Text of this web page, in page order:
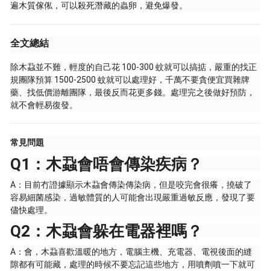
遍木質傢俬，可以殺死潛藏的蟲卵，避免爆發。
全文總結
除木蝨並不難，輕度的自己花 100-300 蚊就可以搞掂，嚴重的找正
規團隊預算 1500-2500 蚊就可以處理好，千萬不要貪便宜買雜牌
藥、找低價游離團隊，最後反而花更多錢。處理完之後做好預防，
就不會輕易復發。
常見問題
Q1：木蝨會唔會傳染疾病？
A：目前冇證據顯示木蝨會傳染傳染病，但是咬完會很癢，撓破了
容易細菌感染，過敏體質的人可能會出現嚴重過敏反應，發現了要
儘快處理。
Q2：木蝨會躲在電器裡嗎？
A：會，木蝨喜歡溫暖的地方，電腦主機、充電器、電視後面的縫
隙都有可能藏，處理的時候不要忘記這些地方，用噴劑噴一下就可